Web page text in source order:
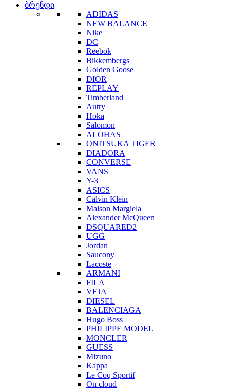
ბრენდი
ADIDAS
NEW BALANCE
Nike
DC
Reebok
Bikkembergs
Golden Goose
DIOR
REPLAY
Timberland
Autry
Hoka
Salomon
ALOHAS
ONITSUKA TIGER
DIADORA
CONVERSE
VANS
Y-3
ASICS
Calvin Klein
Maison Margiela
Alexander McQueen
DSQUARED2
UGG
Jordan
Saucony
Lacoste
ARMANI
FILA
VEJA
DIESEL
BALENCIAGA
Hugo Boss
PHILIPPE MODEL
MONCLER
GUESS
Mizuno
Kappa
Le Coq Sportif
On cloud